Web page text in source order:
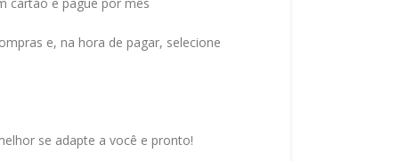
e, na hora de pagar, selecione
se adapte a você e pronto!